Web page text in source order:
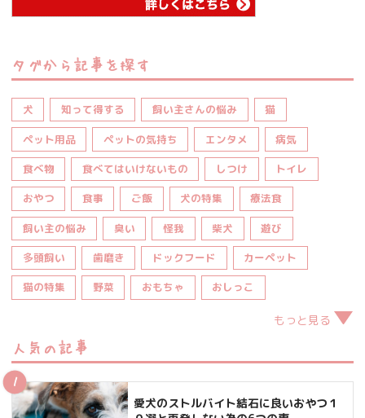
タグから記事を探す
犬 知って得する 飼い主さんの悩み 猫
ペット用品 ペットの気持ち エンタメ 病気
食べ物 食べてはいけないもの しつけ トイレ
おやつ 食事 ご飯 犬の特集 療法食
飼い主の悩み 臭い 怪我 柴犬 遊び
多頭飼い 歯磨き ドックフード カーペット
猫の特集 野菜 おもちゃ おしっこ
もっと見る
人気の記事
愛犬のストルバイト結石に良いおやつ１